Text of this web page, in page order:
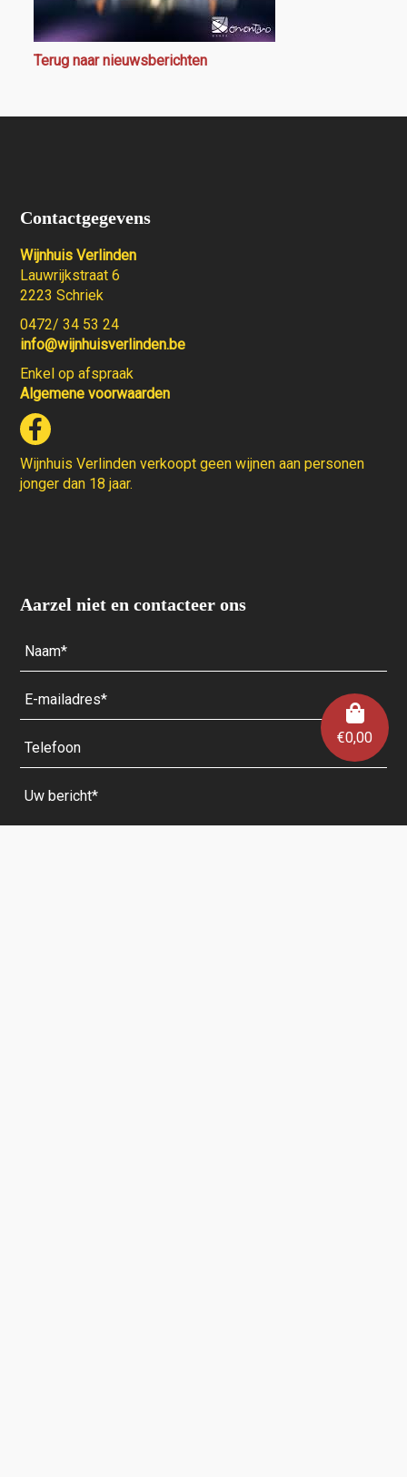
€0,00
Terug naar nieuwsberichten
Contactgegevens
Wijnhuis Verlinden
Lauwrijkstraat 6
2223 Schriek
0472/ 34 53 24
info@wijnhuisverlinden.be
Enkel op afspraak
Algemene voorwaarden
Wijnhuis Verlinden verkoopt geen wijnen aan personen
jonger dan 18 jaar.
Aarzel niet en contacteer ons